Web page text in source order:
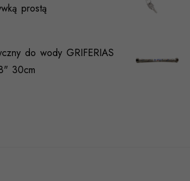
prostą
do wody GRIFERIAS
30cm